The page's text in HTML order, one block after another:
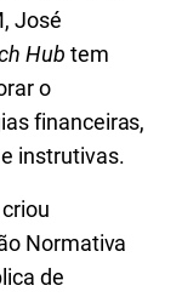
José
Hub tem
o
financeiras,
instrutivas.
Normativa
de